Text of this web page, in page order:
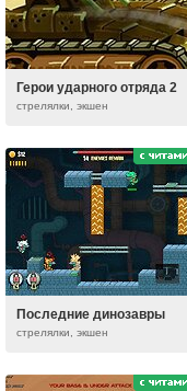
Герои ударного отряда 2
стрелялки, экшен
Последние динозавры
стрелялки, экшен